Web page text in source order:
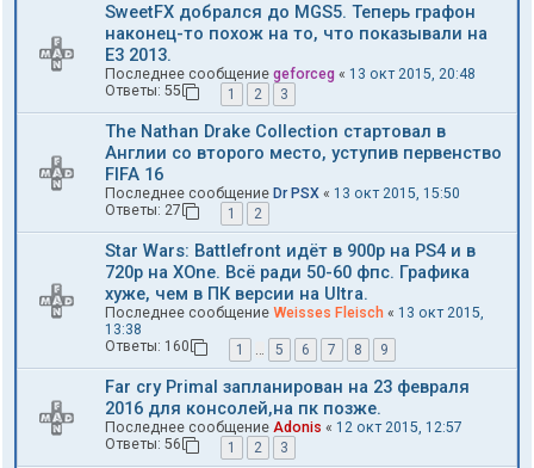
SweetFX добрался до MGS5. Теперь графон
наконец-то похож на то, что показывали на
E3 2013.
Последнее сообщение geforceg « 13 окт 2015, 20:48
Ответы: 55 1 2 3
The Nathan Drake Collection стартовал в
Англии со второго место, уступив первенство
FIFA 16
Последнее сообщение Dr PSX « 13 окт 2015, 15:50
Ответы: 27 1 2
Star Wars: Battlefront идёт в 900p на PS4 и в
720p на XOne. Всё ради 50-60 фпс. Графика
хуже, чем в ПК версии на Ultra.
Последнее сообщение Weisses Fleisch « 13 окт 2015,
13:38
Ответы: 160 1 … 5 6 7 8 9
Far cry Primal запланирован на 23 февраля
2016 для консолей,на пк позже.
Последнее сообщение Adonis « 12 окт 2015, 12:57
Ответы: 56 1 2 3